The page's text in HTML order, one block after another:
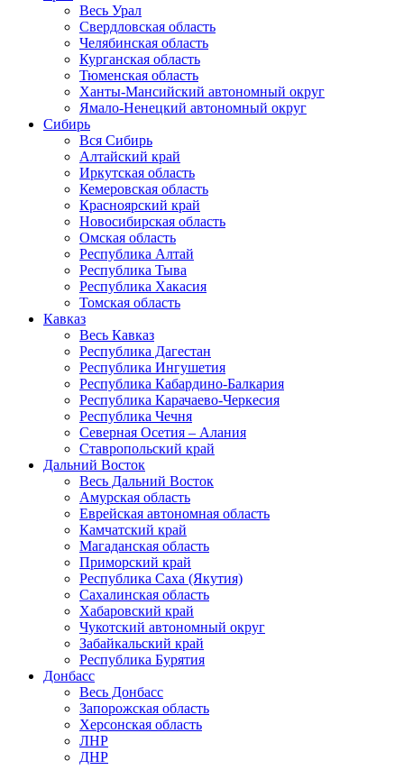
Весь Урал
Свердловская область
Челябинская область
Курганская область
Тюменская область
Ханты-Мансийский автономный округ
Ямало-Ненецкий автономный округ
Сибирь
Вся Сибирь
Алтайский край
Иркутская область
Кемеровская область
Красноярский край
Новосибирская область
Омская область
Республика Алтай
Республика Тыва
Республика Хакасия
Томская область
Кавказ
Весь Кавказ
Республика Дагестан
Республика Ингушетия
Республика Кабардино-Балкария
Республика Карачаево-Черкесия
Республика Чечня
Северная Осетия – Алания
Ставропольский край
Дальний Восток
Весь Дальний Восток
Амурская область
Еврейская автономная область
Камчатский край
Магаданская область
Приморский край
Республика Саха (Якутия)
Сахалинская область
Хабаровский край
Чукотский автономный округ
Забайкальский край
Республика Бурятия
Донбасс
Весь Донбасс
Запорожская область
Херсонская область
ЛНР
ДНР